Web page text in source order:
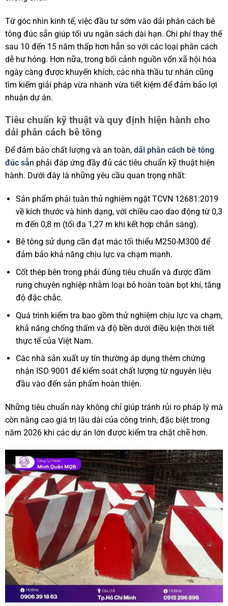
Từ góc nhìn kinh tế, việc đầu tư sớm vào dải phân cách bê
tông đúc sẵn giúp tối ưu ngân sách dài hạn. Chi phí thay thế
sau 10 đến 15 năm thấp hơn hẳn so với các loại phân cách
dễ hư hỏng. Hơn nữa, trong bối cảnh nguồn vốn xã hội hóa
ngày càng được khuyến khích, các nhà thầu tư nhân cũng
tìm kiếm giải pháp vừa nhanh vừa tiết kiệm để đảm bảo lợi
nhuận dự án.
Tiêu chuẩn kỹ thuật và quy định hiện hành cho
dải phân cách bê tông
Để đảm bảo chất lượng và an toàn, dải phân cách bê tông
đúc sẵnphải đáp ứng đầy đủ các tiêu chuẩn kỹ thuật hiện
hành. Dưới đây là những yêu cầu quan trọng nhất:
Sản phẩm phải tuân thủ nghiêm ngặt TCVN 12681:2019
về kích thước và hình dạng, với chiều cao dao động từ 0,3
m đến 0,8 m (tối đa 1,27 m khi kết hợp chắn sáng).
Bê tông sử dụng cần đạt mác tối thiểu M250-M300 để
đảm bảo khả năng chịu lực va chạm mạnh.
Cốt thép bên trong phải đúng tiêu chuẩn và được đầm
rung chuyên nghiệp nhằm loại bỏ hoàn toàn bọt khí, tăng
độ đặc chắc.
Quá trình kiểm tra bao gồm thử nghiệm chịu lực va chạm,
khả năng chống thấm và độ bền dưới điều kiện thời tiết
thực tế của Việt Nam.
Các nhà sản xuất uy tín thường áp dụng thêm chứng
nhận ISO 9001 để kiểm soát chất lượng từ nguyên liệu
đầu vào đến sản phẩm hoàn thiện.
Những tiêu chuẩn này không chỉ giúp tránh rủi ro pháp lý mà
còn nâng cao giá trị lâu dài của công trình, đặc biệt trong
năm 2026 khi các dự án lớn được kiểm tra chặt chẽ hơn.